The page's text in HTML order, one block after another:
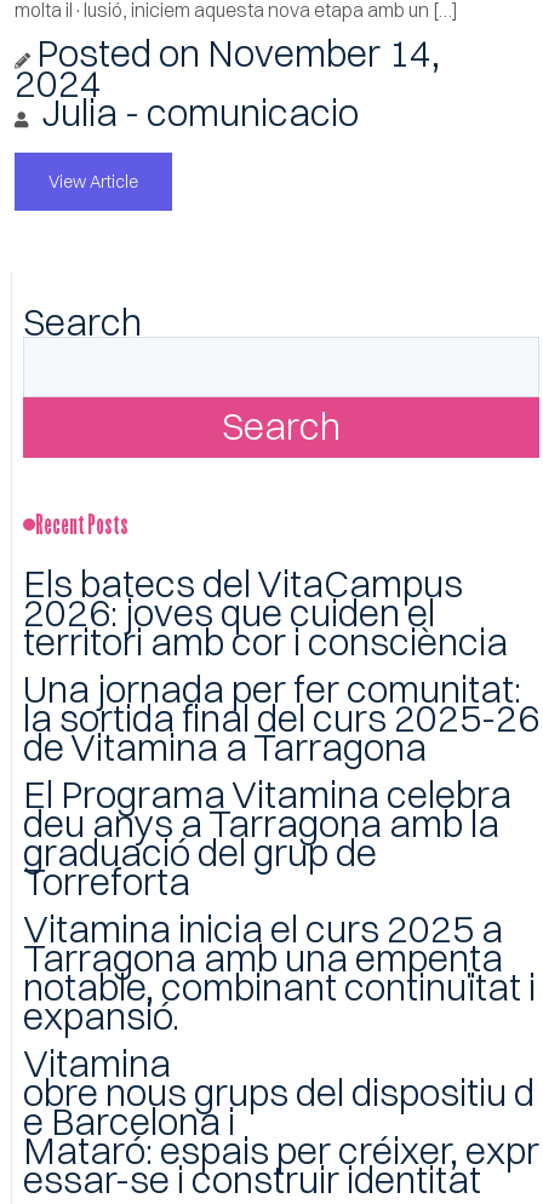
molta il·lusió, iniciem aquesta nova etapa amb un […]
Posted on November 14,
2024
Julia - comunicacio
View Article
Search
Search
Recent Posts
Els batecs del VitaCampus
2026: joves que cuiden el
territori amb cor i consciència
Una jornada per fer comunitat:
la sortida final del curs 2025-26
de Vitamina a Tarragona
El Programa Vitamina celebra
deu anys a Tarragona amb la
graduació del grup de
Torreforta
Vitamina inicia el curs 2025 a
Tarragona amb una empenta
notable, combinant continuïtat i
expansió.
Vitamina
obre nous grups del dispositiu d
e Barcelona i
Mataró: espais per créixer, expr
essar-se i construir identitat